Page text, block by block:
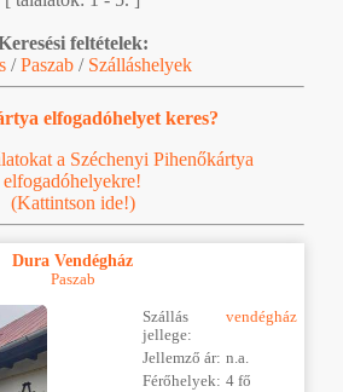
feltételek:
/Paszab / Szálláshelyek
elfogadóhelyet keres?
a Széchenyi Pihenőkártya
elfogadóhelyekre!
(Kattintson ide!)
Dura Vendégház
Paszab
Szállás
jellege:
vendégház
Jellemző ár: n.a.
Férőhelyek: 4 fő